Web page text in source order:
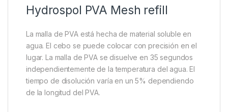
Hydrospol PVA Mesh refill
La malla de PVA está hecha de material soluble en
agua. El cebo se puede colocar con precisión en el
lugar. La malla de PVA se disuelve en 35 segundos
independientemente de la temperatura del agua. El
tiempo de disolución varía en un 5% dependiendo
de la longitud del PVA.